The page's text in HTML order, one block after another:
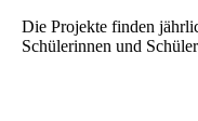
Die Projekte finden
Schülerinnen und